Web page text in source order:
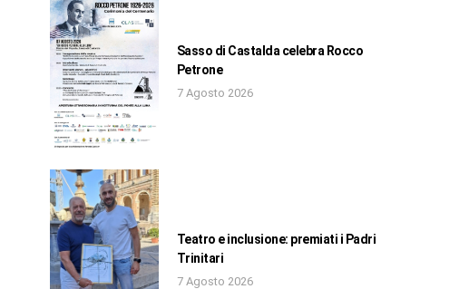
Sasso di Castalda celebra Rocco
Petrone
7 Agosto 2026
Teatro e inclusione: premiati i Padri
Trinitari
7 Agosto 2026